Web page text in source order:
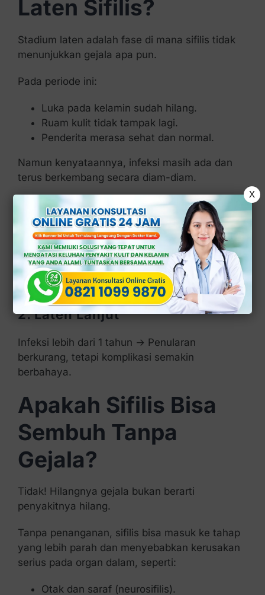
Laten Sifilis?
Stadium laten adalah fase di mana sifilis tidak
menunjukkan gejala apa pun.
Pada periode ini:
Luka pada kelamin sudah hilang.
Ruam kulit tidak tampak lagi.
Penderita merasa sehat dan normal.
Namun kenyataannya, infeksi masih ada dan
terus berkembang secara diam-diam.
Stadium laten sendiri terbagi menjadi:
1. Laten Dini
Infeksi kurang dari 1 tahun → Risiko penularan
masih ada.
2. Laten Lanjut
Infeksi lebih dari 1 tahun → Penularan
berkurang, tetapi komplikasi semakin
berbahaya.
Apakah Sifilis Bisa
Sembuh Tanpa
Gejala?
Tidak! Hilangnya gejala bukan berarti
penyakitnya hilang.
Tanpa penanganan, sifilis bisa masuk ke tahap
yang lebih parah dan menyebabkan kerusakan
serius pada organ dalam, seperti:
Otak dan saraf (neurosifilis).
X